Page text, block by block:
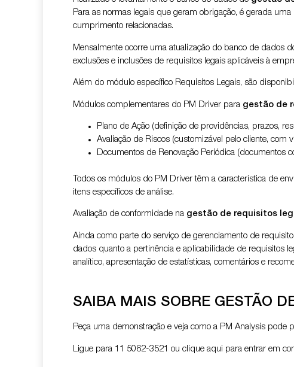
Para as normas legais que geram obrigação, é gerada
cumprimento relacionadas.
Mensalmente ocorre uma atualização do banco de dados
exclusões e inclusões de requisitos legais aplicáveis à
Além do módulo específico Requisitos Legais, são
Módulos complementares do PM Driver para gestão de
Plano de Ação (definição de providências, prazos,
Avaliação de Riscos (customizável pelo cliente, com
Documentos de Renovação Periódica (documentos
Todos os módulos do PM Driver têm a característica de
itens específicos de análise.
Avaliação de conformidade na gestão de requisitos
Ainda como parte do serviço de gerenciamento de
dados quanto a pertinência e aplicabilidade de requisitos
analítico, apresentação de estatísticas, comentários e
SAIBA MAIS SOBRE GESTÃO
Peça uma demonstração e veja como a PM Analysis
Ligue para 11 5062-3521 ou clique aqui para entrar em